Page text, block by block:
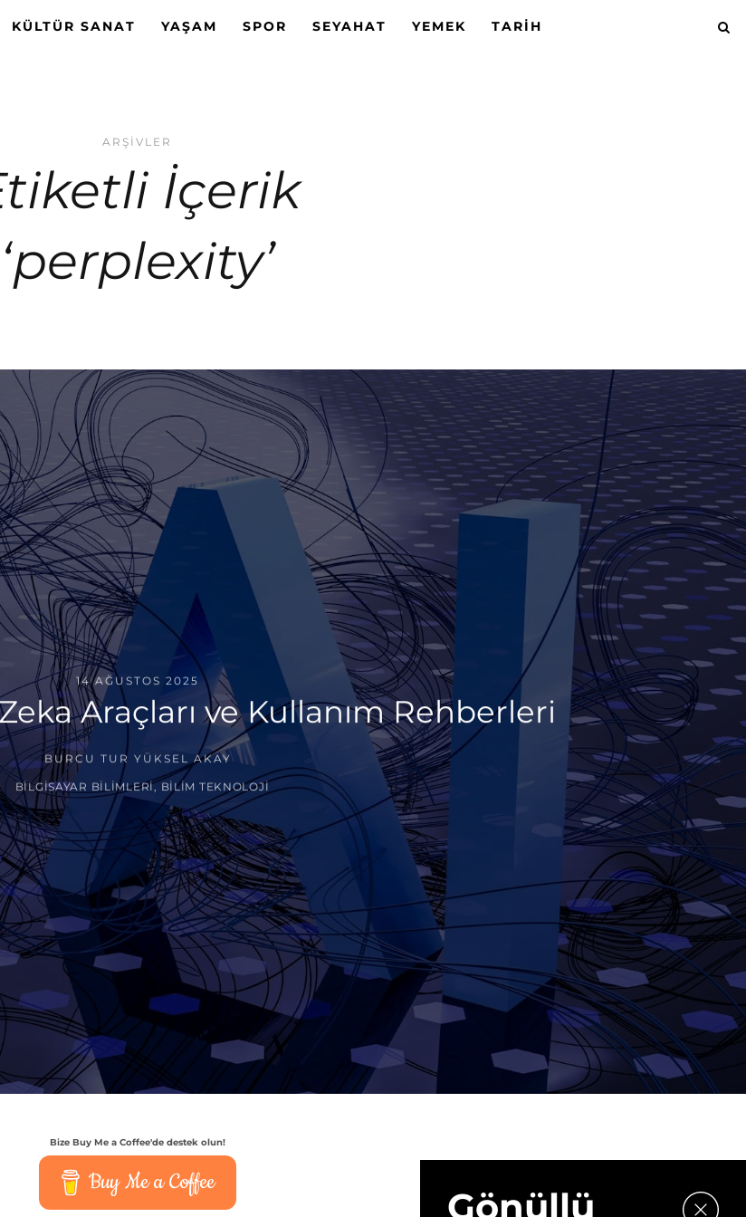
KÜLTÜR SANAT YAŞAM SPOR SEYAHAT YEMEK TARIH
ARŞIVLER
İçerik
‘perplexity’
14 AĞUSTOS 2025
Araçları ve Kullanım Rehberleri
BURCU TUR YÜKSEL AKAY
BILGISAYAR BILIMLERI, BILIM TEKNOLOJI
Bize Buy Me a Coffee'de destek olun!
Buy Me a Coffee
Gönüllü